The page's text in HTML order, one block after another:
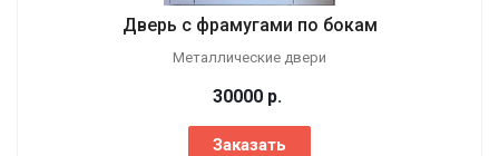
Дверь с фрамугами по бокам
Металлические двери
30000 р.
Заказать